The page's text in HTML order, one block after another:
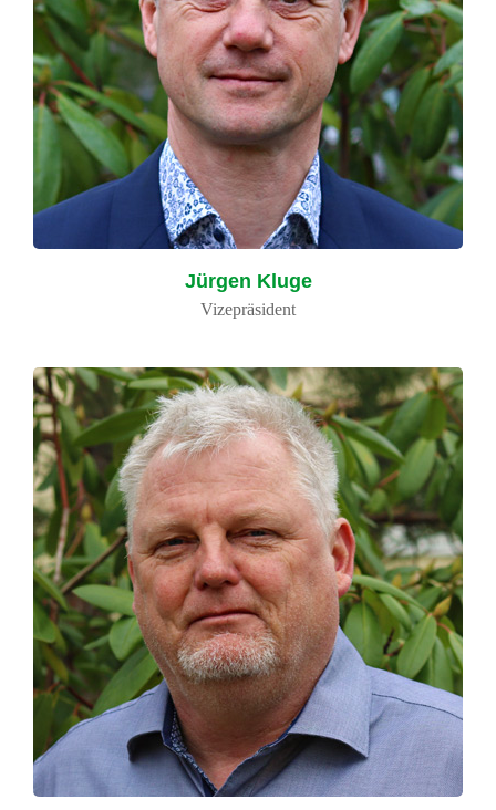
Jürgen Kluge
Vizepräsident